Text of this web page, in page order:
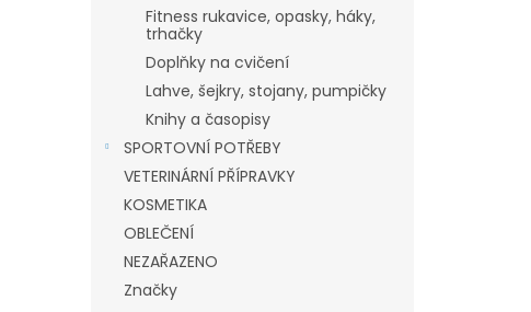
Fitness rukavice, opasky, háky,
trhačky
Doplňky na cvičení
Lahve, šejkry, stojany, pumpičky
Knihy a časopisy
SPORTOVNÍ POTŘEBY
VETERINÁRNÍ PŘÍPRAVKY
KOSMETIKA
OBLEČENÍ
NEZAŘAZENO
Značky